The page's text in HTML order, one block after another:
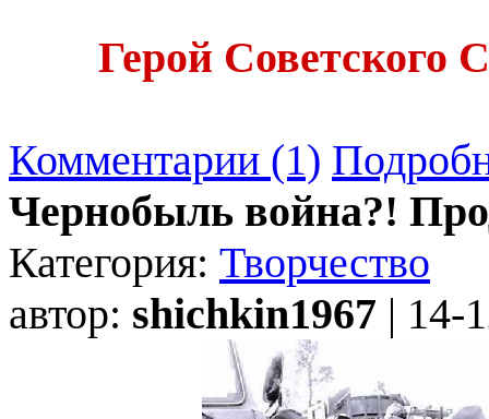
Герой Советского
Комментарии (1)
Чернобыль война?!
Категория: Творчество
автор: shichkin1967 | 14-